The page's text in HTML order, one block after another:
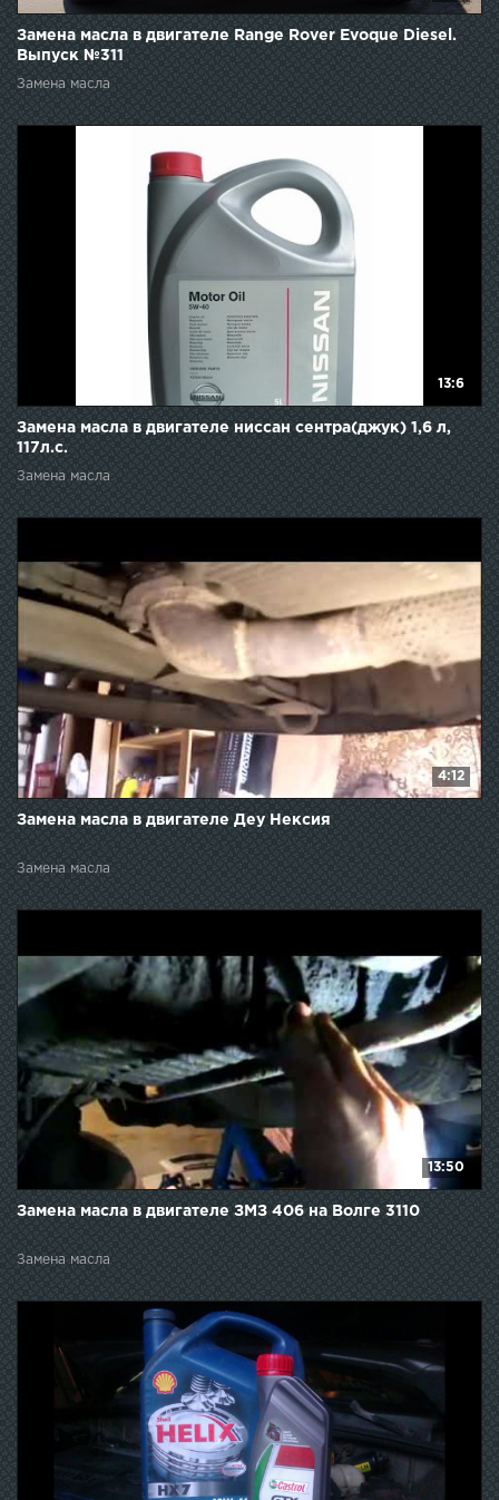
Замена масла в двигателе Range Rover Evoque Diesel.
Выпуск №311
Замена масла
13:6
Замена масла в двигателе ниссан сентра(джук) 1,6 л,
117л.с.
Замена масла
4:12
Замена масла в двигателе Деу Нексия
Замена масла
13:50
Замена масла в двигателе ЗМЗ 406 на Волге 3110
Замена масла